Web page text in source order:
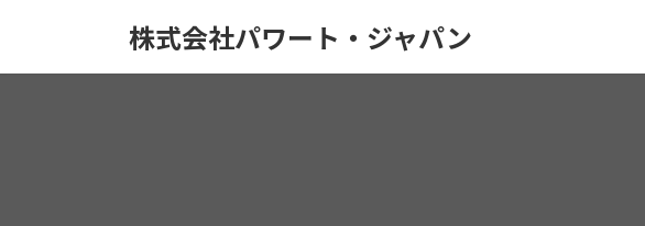
株式会社パワート・ジャパン